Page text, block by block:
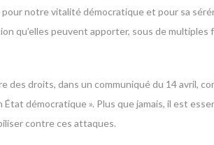
notre vitalité démocratique et pour sa
qu’elles peuvent apporter, sous de multiples
des droits, dans un communiqué du 14 avril,
démocratique ». Plus que jamais, il est
contre ces attaques.